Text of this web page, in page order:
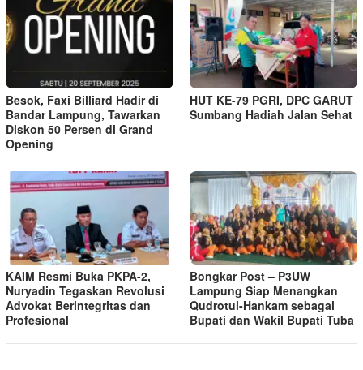
Besok, Faxi Billiard Hadir di
Bandar Lampung, Tawarkan
Diskon 50 Persen di Grand
Opening
HUT KE-79 PGRI, DPC GARUT
Sumbang Hadiah Jalan Sehat
KAIM Resmi Buka PKPA-2,
Nuryadin Tegaskan Revolusi
Advokat Berintegritas dan
Profesional
Bongkar Post – P3UW
Lampung Siap Menangkan
Qudrotul-Hankam sebagai
Bupati dan Wakil Bupati Tuba